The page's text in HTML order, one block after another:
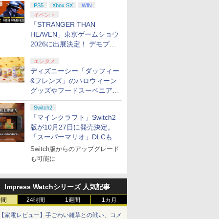
PS5 Xbox SX
WIN
イベント
「STRANGER THAN
HEAVEN」東京ゲームショウ
2026に出展決定！ デモプレ
イや体験型展示も
エンタメ
ディズニーシー「ダッフィー
&フレンズ」のハロウィーン
グッズやフードスーベニアが
8月25日より発売
Switch2
「マインクラフト」Switch2
版が10月27日に発売決定。
「スーパーマリオ」DLCも
Switch版からのアップグレード
も可能に
Impress Watchシリーズ 人気記事
24時間 1週間 1カ月
家電レビュー】手ごわい雑草との戦い、コメ